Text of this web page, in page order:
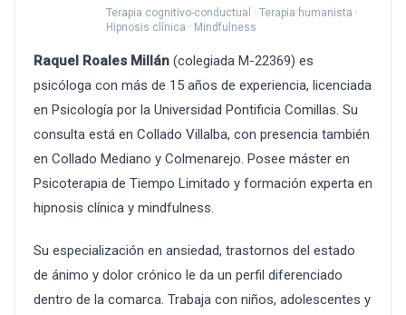
Terapia cognitivo-conductual · Terapia humanista ·
Hipnosis clínica · Mindfulness
Raquel Roales Millán (colegiada M-22369) es
psicóloga con más de 15 años de experiencia, licenciada
en Psicología por la Universidad Pontificia Comillas. Su
consulta está en Collado Villalba, con presencia también
en Collado Mediano y Colmenarejo. Posee máster en
Psicoterapia de Tiempo Limitado y formación experta en
hipnosis clínica y mindfulness.
Su especialización en ansiedad, trastornos del estado
de ánimo y dolor crónico le da un perfil diferenciado
dentro de la comarca. Trabaja con niños, adolescentes y